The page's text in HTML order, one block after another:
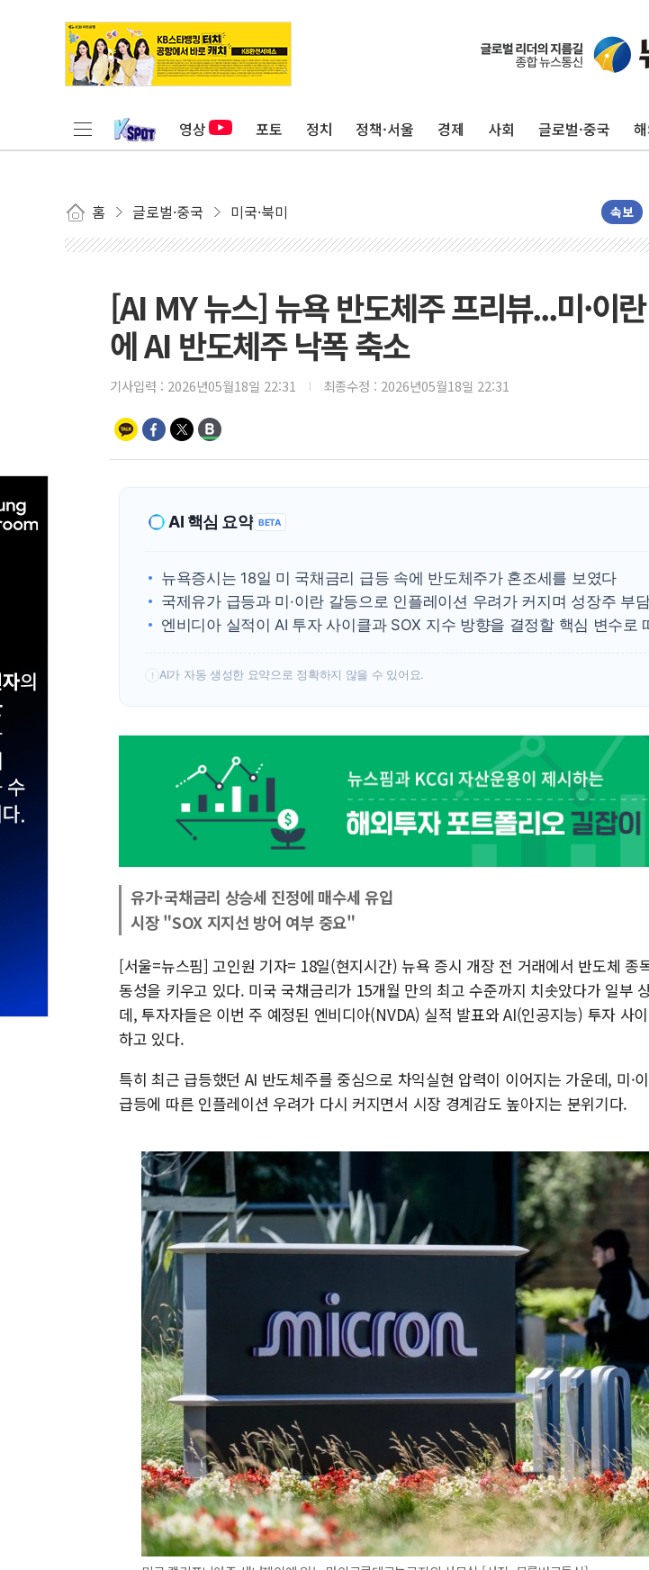
영상 포토 정치 정책·서울 경제 사회 글로벌·중국
홈 글로벌·중국 미국·북미 속보
[AI MY 뉴스] 뉴욕 반도체주 프리뷰...미·이
에 AI 반도체주 낙폭 축소
기사입력 : 2026년05월18일 22:31 최종수정 : 2026년05월18일 22:31
AI 핵심 요약 BETA
뉴욕증시는 18일 미 국채금리 급등 속에 반도체주가 혼조세를 보였다
국제유가 급등과 미·이란 갈등으로 인플레이션 우려가 커지며 성장주 부
엔비디아 실적이 AI 투자 사이클과 SOX 지수 방향을 결정할 핵심 변수로
! AI가 자동 생성한 요약으로 정확하지 않을 수 있어요.
유가·국채금리 상승세 진정에 매수세 유입
시장 "SOX 지지선 방어 여부 중요"
[서울=뉴스핌] 고인원 기자= 18일(현지시간) 뉴욕 증시 개장 전 거래에서 반도체 종
동성을 키우고 있다. 미국 국채금리가 15개월 만의 최고 수준까지 치솟았다가 일부
데, 투자자들은 이번 주 예정된 엔비디아(NVDA) 실적 발표와 AI(인공지능) 투자 사
하고 있다.
특히 최근 급등했던 AI 반도체주를 중심으로 차익실현 압력이 이어지는 가운데, 미·
급등에 따른 인플레이션 우려가 다시 커지면서 시장 경계감도 높아지는 분위기다.